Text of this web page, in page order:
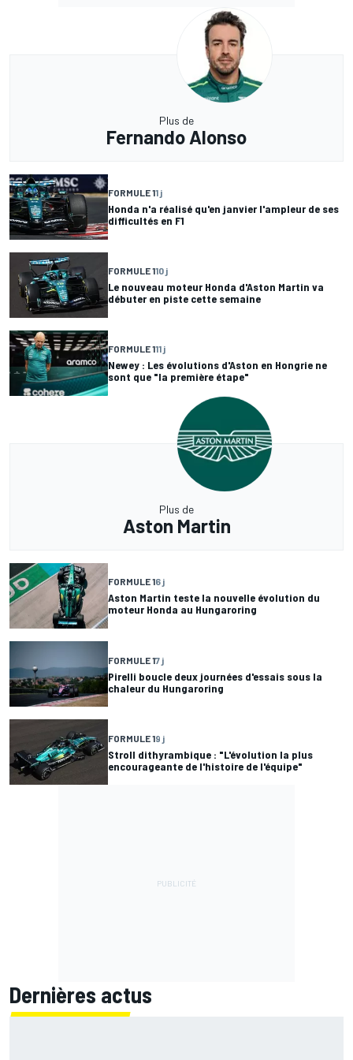
Plus de
Fernando Alonso
FORMULE 11 j
Honda n'a réalisé qu'en janvier l'ampleur de ses
difficultés en F1
FORMULE 110 j
Le nouveau moteur Honda d'Aston Martin va
débuter en piste cette semaine
FORMULE 111 j
Newey : Les évolutions d'Aston en Hongrie ne
sont que "la première étape"
Plus de
Aston Martin
FORMULE 16 j
Aston Martin teste la nouvelle évolution du
moteur Honda au Hungaroring
FORMULE 17 j
Pirelli boucle deux journées d'essais sous la
chaleur du Hungaroring
FORMULE 19 j
Stroll dithyrambique : "L'évolution la plus
encourageante de l'histoire de l'équipe"
Dernières actus